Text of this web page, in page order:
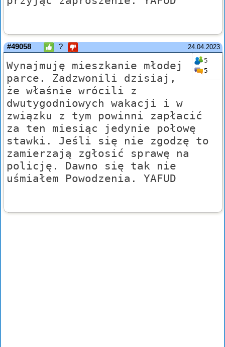
24.04.2023
#49058 ?
5
5
Wynajmuję mieszkanie młodej
parce. Zadzwonili dzisiaj,
że właśnie wrócili z
dwutygodniowych wakacji i w
związku z tym powinni zapłacić
za ten miesiąc jedynie połowę
stawki. Jeśli się nie zgodzę to
zamierzają zgłosić sprawę na
policję. Dawno się tak nie
uśmiałem Powodzenia. YAFUD